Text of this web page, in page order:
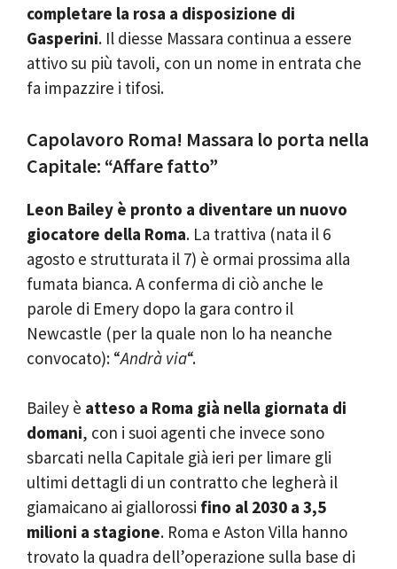
completare la rosa a disposizione di
Gasperini. Il diesse Massara continua a essere
attivo su più tavoli, con un nome in entrata che
fa impazzire i tifosi.
Capolavoro Roma! Massara lo porta nella
Capitale: “Affare fatto”
Leon Bailey è pronto a diventare un nuovo
giocatore della Roma. La trattiva (nata il 6
agosto e strutturata il 7) è ormai prossima alla
fumata bianca. A conferma di ciò anche le
parole di Emery dopo la gara contro il
Newcastle (per la quale non lo ha neanche
convocato): “Andrà via“.
Bailey è atteso a Roma già nella giornata di
domani, con i suoi agenti che invece sono
sbarcati nella Capitale già ieri per limare gli
ultimi dettagli di un contratto che legherà il
giamaicano ai giallorossi fino al 2030 a 3,5
milioni a stagione. Roma e Aston Villa hanno
trovato la quadra dell’operazione sulla base di